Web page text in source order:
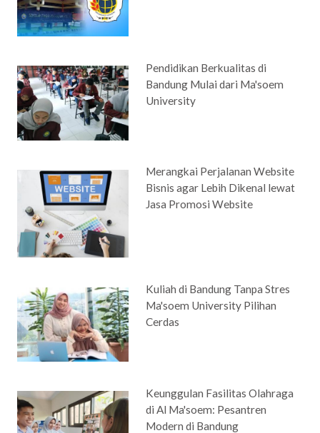
Pendidikan Berkualitas di
Bandung Mulai dari Ma'soem
University
Merangkai Perjalanan Website
Bisnis agar Lebih Dikenal lewat
Jasa Promosi Website
Kuliah di Bandung Tanpa Stres
Ma'soem University Pilihan
Cerdas
Keunggulan Fasilitas Olahraga
di Al Ma'soem: Pesantren
Modern di Bandung